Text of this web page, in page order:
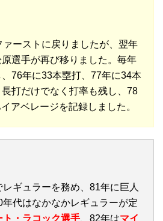
ーストに戻りましたが、翌年
選手が再び移りました。毎年
76年に33本塁打、77年に34本
打だけでなく打率も残し、78
アベレージを記録しました。
ギュラーを務め、81年に巨人
代はなかなかレギュラーが定
ト・ラコック選手 、82年はマイ